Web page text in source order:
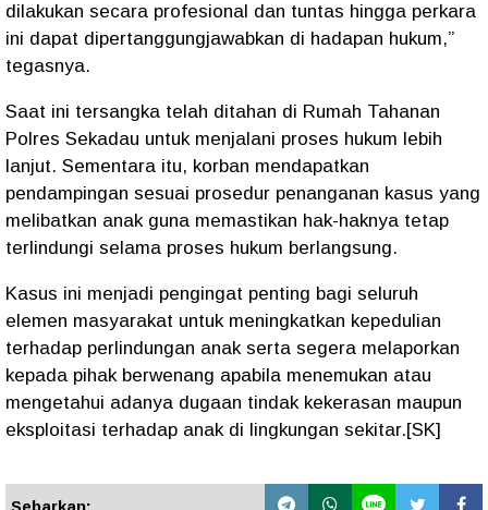
dilakukan secara profesional dan tuntas hingga perkara
ini dapat dipertanggungjawabkan di hadapan hukum,”
tegasnya.
Saat ini tersangka telah ditahan di Rumah Tahanan
Polres Sekadau untuk menjalani proses hukum lebih
lanjut. Sementara itu, korban mendapatkan
pendampingan sesuai prosedur penanganan kasus yang
melibatkan anak guna memastikan hak-haknya tetap
terlindungi selama proses hukum berlangsung.
Kasus ini menjadi pengingat penting bagi seluruh
elemen masyarakat untuk meningkatkan kepedulian
terhadap perlindungan anak serta segera melaporkan
kepada pihak berwenang apabila menemukan atau
mengetahui adanya dugaan tindak kekerasan maupun
eksploitasi terhadap anak di lingkungan sekitar.[SK]